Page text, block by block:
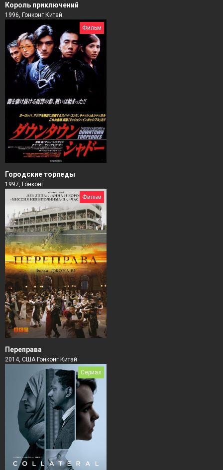
Король приключений
1996, Гонконг Китай
Фильм
Городские торпеды
1997, Гонконг
Фильм
Переправа
2014, США Гонконг Китай
Сериал